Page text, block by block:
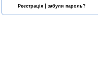
Реєстрація |забули пароль?